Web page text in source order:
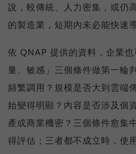
說，較傳統、人力密集，或仍
的製造業，短期內未必能快速
依 QNAP 提供的資料，企業
量、敏感」三個條件做第一輪
頻繁調用？規模是否大到雲端
始變得明顯？內容是否涉及個
產或商業機密？三個條件愈集
得評估；三者都不成立時，使